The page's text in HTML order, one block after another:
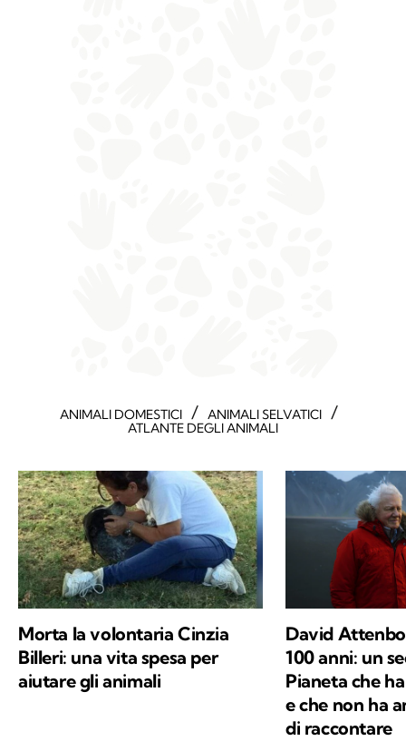
ANIMALI DOMESTICI / ANIMALI SELVATICI /
ATLANTE DEGLI ANIMALI
Morta la volontaria Cinzia
Billeri: una vita spesa per
aiutare gli animali
David
100 anni: un
Pianeta che
e che non ha
di raccontare